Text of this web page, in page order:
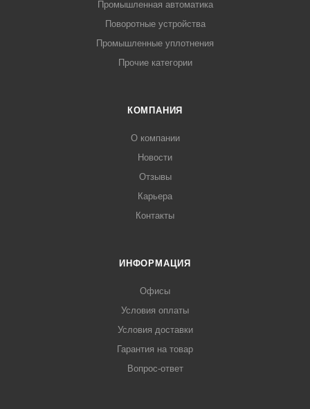
Промышленная автоматика
Поворотные устройства
Промышленные уплотнения
Прочие категории
КОМПАНИЯ
О компании
Новости
Отзывы
Карьера
Контакты
ИНФОРМАЦИЯ
Офисы
Условия оплаты
Условия доставки
Гарантия на товар
Вопрос-ответ